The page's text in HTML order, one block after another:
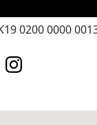
0200 0000